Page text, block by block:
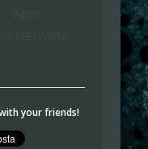
your friends!